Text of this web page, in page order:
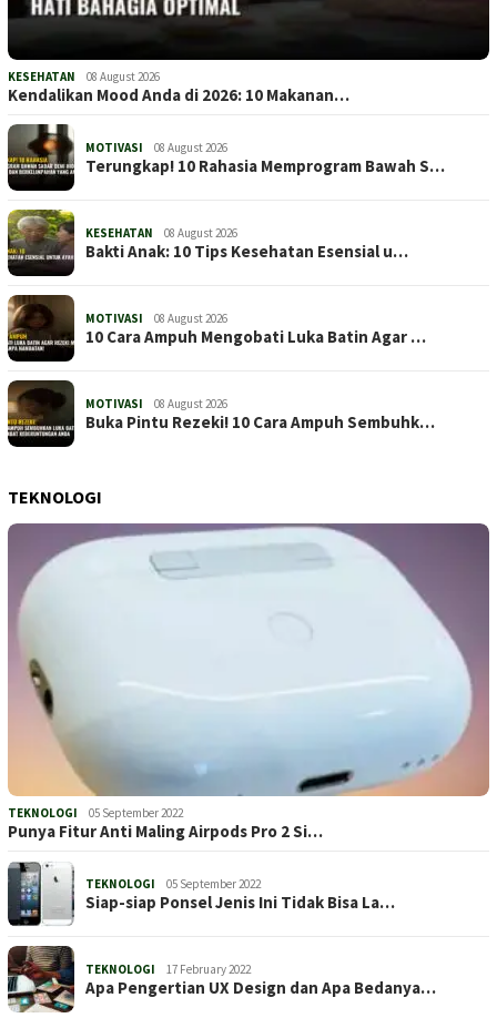
KESEHATAN 08 August 2026
Kendalikan Mood Anda di 2026: 10 Makanan…
MOTIVASI 08 August 2026
Terungkap! 10 Rahasia Memprogram Bawah S…
KESEHATAN 08 August 2026
Bakti Anak: 10 Tips Kesehatan Esensial u…
MOTIVASI 08 August 2026
10 Cara Ampuh Mengobati Luka Batin Agar …
MOTIVASI 08 August 2026
Buka Pintu Rezeki! 10 Cara Ampuh Sembuhk…
TEKNOLOGI
TEKNOLOGI 05 September 2022
Punya Fitur Anti Maling Airpods Pro 2 Si…
TEKNOLOGI 05 September 2022
Siap-siap Ponsel Jenis Ini Tidak Bisa La…
TEKNOLOGI 17 February 2022
Apa Pengertian UX Design dan Apa Bedanya…